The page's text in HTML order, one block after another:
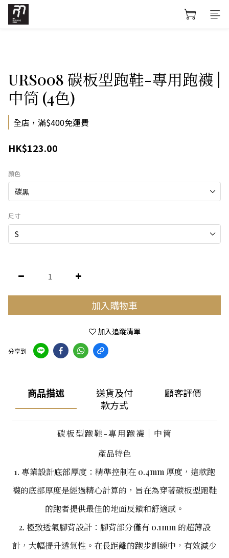
URS008 碳板型跑鞋-專用跑襪 |
中筒 (4色)
全店，滿$400免運費
HK$123.00
顏色
尺寸
加入購物車
加入追蹤清單
分享到
商品描述
送貨及付
款方式
顧客評價
碳板型跑鞋-專用跑襪 | 中筒
產品特色
1. 專業設計底部厚度：精準控制在 0.4mm 厚度，這款跑
襪的底部厚度是經過精心計算的，旨在為穿著碳板型跑鞋
的跑者提供最佳的地面反饋和舒適感。
2. 極致透氣腳背設計：腳背部分僅有 0.1mm 的超薄設
計，大幅提升透氣性。在長距離的跑步訓練中，有效減少